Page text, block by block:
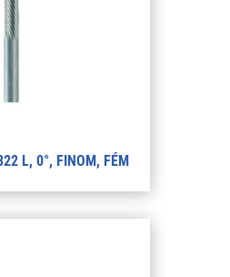
L, 0°, FINOM, FÉM